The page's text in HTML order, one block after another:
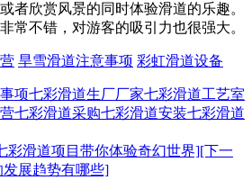
者欣赏风景的同时体验滑道的乐趣。
常不错，对游客的吸引力也很强大。
旱雪滑道注意事项 彩虹滑道设备
项七彩滑道生厂厂家七彩滑道工艺室
七彩滑道采购七彩滑道安装七彩滑道
彩滑道项目带你体验奇幻世界][下一
展趋势有哪些]